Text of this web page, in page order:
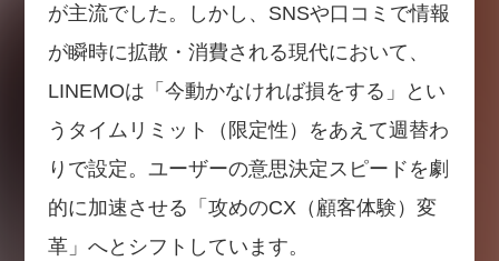
が主流でした。しかし、SNSや口コミで情報
が瞬時に拡散・消費される現代において、
LINEMOは「今動かなければ損をする」とい
うタイムリミット（限定性）をあえて週替わ
りで設定。ユーザーの意思決定スピードを劇
的に加速させる「攻めのCX（顧客体験）変
革」へとシフトしています。